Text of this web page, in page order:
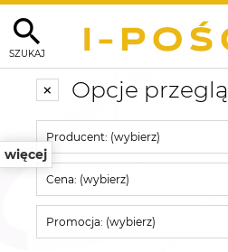
SZUKAJ
więcej
Opcje
Producent: (wybierz)
Cena: (wybierz)
Promocja: (wybierz)